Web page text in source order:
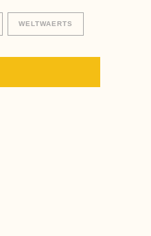
WELTWAERTS